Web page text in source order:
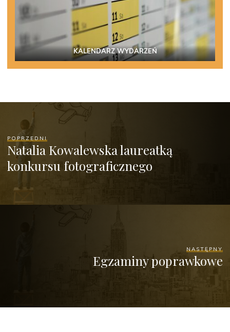
KALENDARZ WYDARZEŃ
POPRZEDNI
Natalia Kowalewska laureatką
konkursu fotograficznego
NASTĘPNY
Egzaminy poprawkowe